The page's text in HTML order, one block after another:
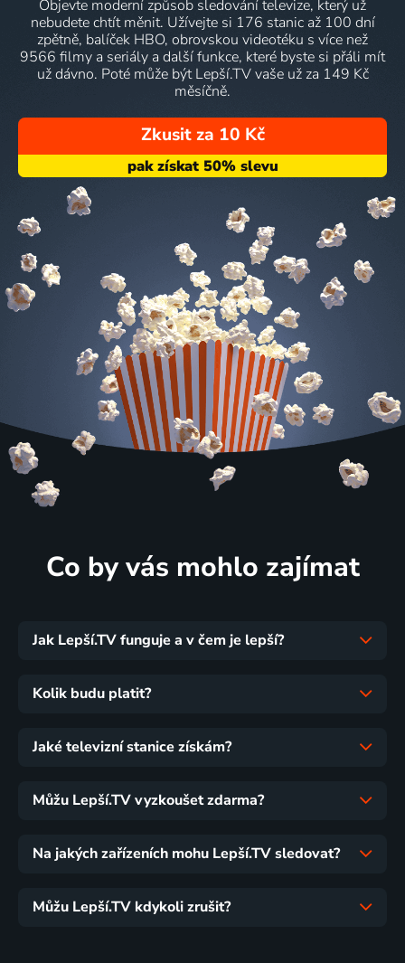
Objevte moderní způsob sledování televize, který už
nebudete chtít měnit. Užívejte si 176 stanic až 100 dní
zpětně, balíček HBO, obrovskou videotéku s více než
9566 filmy a seriály a další funkce, které byste si přáli mít
už dávno. Poté může být Lepší.TV vaše už za 149 Kč
měsíčně.
Zkusit za 10 Kč
Co by vás mohlo zajímat
Jak Lepší.TV funguje a v čem je lepší?
Kolik budu platit?
Jaké televizní stanice získám?
Můžu Lepší.TV vyzkoušet zdarma?
Na jakých zařízeních mohu Lepší.TV sledovat?
Můžu Lepší.TV kdykoli zrušit?